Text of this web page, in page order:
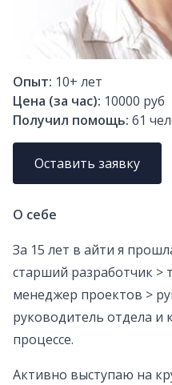
Опыт: 10+ лет
Цена (за час): 10000 руб
Получил помощь: 61
Оставить заявку
О себе
За 15 лет в айти я
старший разработчик >
менеджер проектов >
руководитель отдела и
процессе.
Активно выступаю на